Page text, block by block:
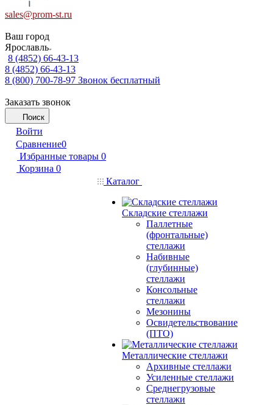
sales@prom-st.ru
Ваш город
Ярославль
8 (4852) 66-43-13
8 (4852) 66-43-13
8 (800) 700-78-97 Звонок бесплатный
Заказать звонок
Поиск
Войти
Сравнение0
Избранные товары 0
Корзина 0
Каталог
Складские стеллажи
Паллетные
(фронтальные)
стеллажи
Набивные
(глубинные)
стеллажи
Консольные
стеллажи
Мезонины
Освидетельствование
(ПТО)
Металлические стеллажи
Архивные стеллажи
Усиленные стеллажи
Среднегрузовые
стеллажи